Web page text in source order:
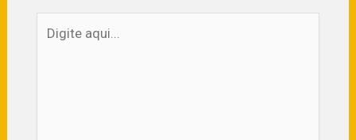
aqui...